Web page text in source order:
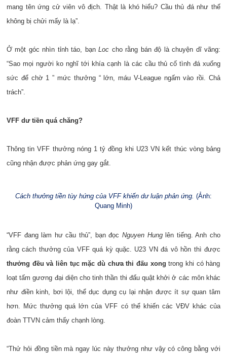
mang tên ứng cử viên vô địch. Thật là khó hiểu? Cầu thủ đá như thế
không bị chửi mấy là lạ”.
Ở một góc nhìn tỉnh táo, bạnLoc cho rằng bán độ là chuyện dĩ vãng:
“Sao mọi người ko nghĩ tới khía cạnh là các cầu thủ cố tình đá xuống
sức để chờ 1 ” mức thưởng “ lớn, máu V-League ngấm vào rồi. Chả
trách”.
VFF dư tiền quá chăng?
Thông tin VFF thưởng nóng 1 tỷ đồng khi U23 VN kết thúc vòng bảng
cũng nhận được phản ứng gay gắt.
Cách thưởng tiền tùy hứng của VFF khiến dư luận phản ứng. (Ảnh:
Quang Minh)
“VFF đang làm hư cầu thủ”, bạn đọc Nguyen Hunglên tiếng. Anh cho
rằng cách thưởng của VFF quá kỳ quặc. U23 VN đá vô hồn thì được
thưởng đều và liên tục mặc dù chưa thi đấu xong trong khi có hàng
loạt tấm gương đại diện cho tinh thần thi đấu quật khởi ở các môn khác
như điền kinh, bơi lội, thể dục dụng cụ lại nhận được ít sự quan tâm
hơn. Mức thưởng quá lớn của VFF có thể khiến các VĐV khác của
đoàn TTVN cảm thấy chạnh lòng.
“Thử hỏi đồng tiền mà ngay lúc này thưởng như vậy có công bằng với